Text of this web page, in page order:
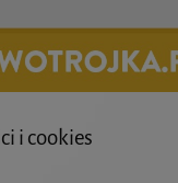
i cookies